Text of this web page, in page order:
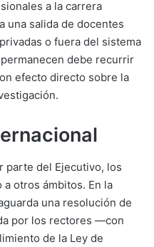
a la carrera
una salida de docentes
o fuera del sistema
debe recurrir
efecto directo sobre la
parte del Ejecutivo, los
otros ámbitos. En la
una resolución de
por los rectores —con
de la Ley de